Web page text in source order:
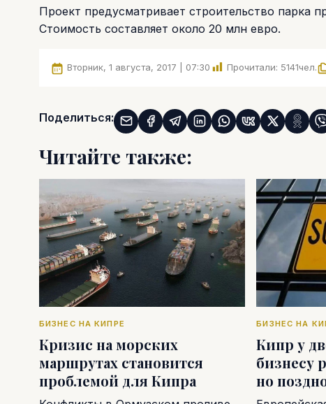
Проект предусматривает строительство парка
Стоимость составляет около 20 млн евро.
Вторник, 1 августа, 2017 | 07:30 Прочитали: 5141чел.
Поделиться:
Читайте также:
БИЗНЕС НА КИПРЕ
Кризис на морских
маршрутах становится
проблемой для Кипра
БИЗНЕС НА
Кипр у
бизнесу
но